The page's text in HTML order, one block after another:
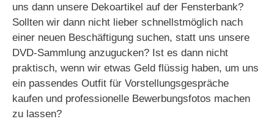
uns dann unsere Dekoartikel auf der Fensterbank?
Sollten wir dann nicht lieber schnellstmöglich nach
einer neuen Beschäftigung suchen, statt uns unsere
DVD-Sammlung anzugucken? Ist es dann nicht
praktisch, wenn wir etwas Geld flüssig haben, um uns
ein passendes Outfit für Vorstellungsgespräche
kaufen und professionelle Bewerbungsfotos machen
zu lassen?